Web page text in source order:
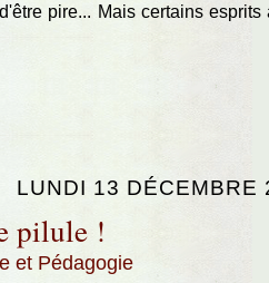
pire... Mais certains esprits
LUNDI 13 DÉCEMBRE
pilule !
et Pédagogie